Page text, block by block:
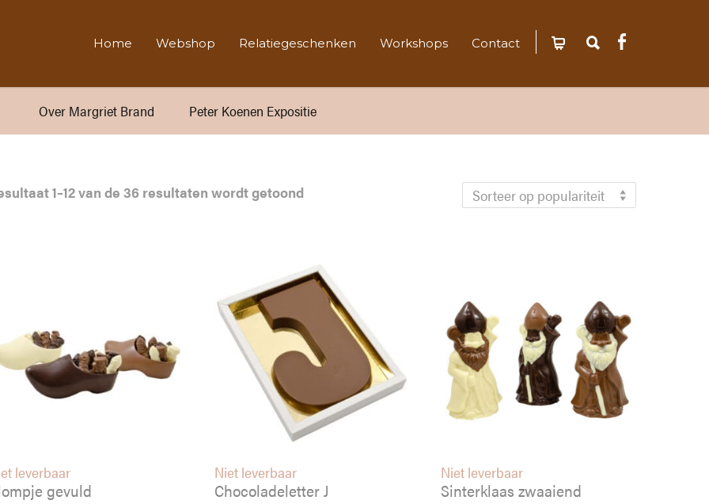
Home Webshop Relatiegeschenken Workshops Contact
Over Margriet Brand Peter Koenen Expositie
1–12 van de 36 resultaten wordt getoond Sorteer op populariteit
leverbaar
gevuld
Niet leverbaar
Chocoladeletter J
Niet leverbaar
Sinterklaas zwaaiend